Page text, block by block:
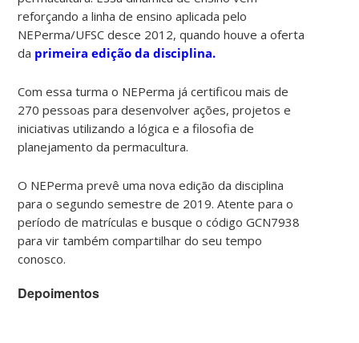
reforçando a linha de ensino aplicada pelo
NEPerma/UFSC desce 2012, quando houve a oferta
da primeira edição da disciplina.
Com essa turma o NEPerma já certificou mais de
270 pessoas para desenvolver ações, projetos e
iniciativas utilizando a lógica e a filosofia de
planejamento da permacultura.
O NEPerma prevê uma nova edição da disciplina
para o segundo semestre de 2019. Atente para o
período de matrículas e busque o código GCN7938
para vir também compartilhar do seu tempo
conosco.
Depoimentos